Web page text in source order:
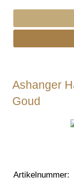
Ashanger
Goud
Artikelnummer: